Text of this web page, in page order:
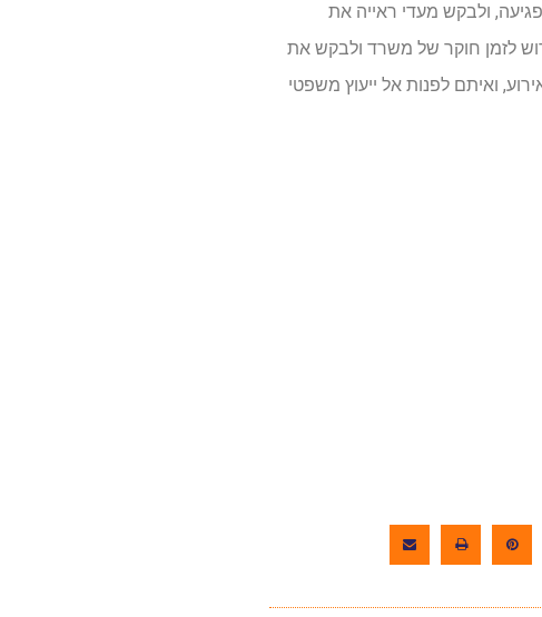
ולבקש מעדי ראייה את
לזמן חוקר של משרד ולבקש את
ואיתם לפנות אל ייעוץ משפטי